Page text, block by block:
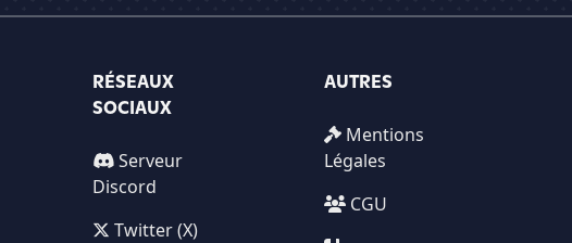
RÉSEAUX
SOCIAUX
Serveur
Discord
Twitter (X)
AUTRES
Mentions
Légales
CGU